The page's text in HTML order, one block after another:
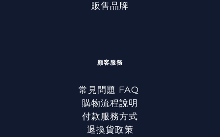
販售品牌
顧客服務
常見問題 FAQ
購物流程說明
付款服務方式
退換貨政策